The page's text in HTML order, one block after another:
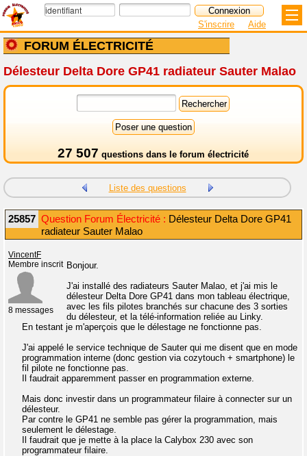
FORUM ÉLECTRICITÉ
S'inscrire Aide
Délesteur Delta Dore GP41 radiateur Sauter Malao
27 507 questions dans le forum électricité
Liste des questions
25857 Question Forum Électricité : Délesteur Delta Dore GP41
radiateur Sauter Malao
VincentF
Membre inscrit
8 messages
Bonjour.
J'ai installé des radiateurs Sauter Malao, et j'ai mis le
délesteur Delta Dore GP41 dans mon tableau électrique,
avec les fils pilotes branchés sur chacune des 3 sorties
du délesteur, et la télé-information reliée au Linky.
En testant je m'aperçois que le délestage ne fonctionne pas.
J'ai appelé le service technique de Sauter qui me disent que en mode
programmation interne (donc gestion via cozytouch + smartphone) le
fil pilote ne fonctionne pas.
Il faudrait apparemment passer en programmation externe.
Mais donc investir dans un programmateur filaire à connecter sur un
délesteur.
Par contre le GP41 ne semble pas gérer la programmation, mais
seulement le délestage.
Il faudrait que je mette à la place la Calybox 230 avec son
programmateur filaire.